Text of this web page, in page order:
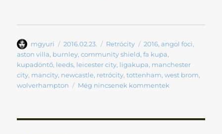
Szerző
mgyuri Közzétéve
2016.02.23. Kategória
Retrócity Címke
2016,angol foci,
aston villa, burnley,community shield,fa kupa,
kupadöntő, leeds, leicester city, ligakupa, manchester
city, mancity, newcastle, retrócity,tottenham,west brom,
wolverhampton
Még nincsenek kommentek